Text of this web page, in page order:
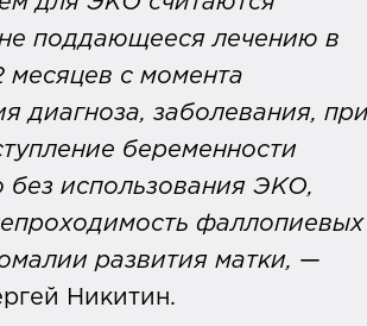
поддающееся лечению в
месяцев с момента
диагноза, заболевания,
беременности
без использования ЭКО,
фаллопиевых
развития матки, —
Никитин.